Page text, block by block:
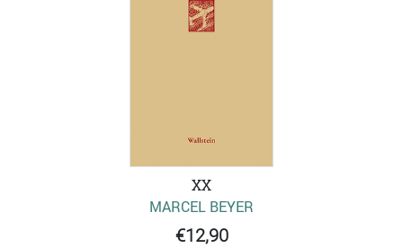
XX
MARCEL BEYER
€12,90